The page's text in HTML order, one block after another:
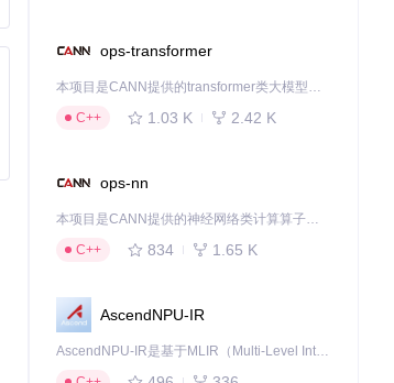
ops-transformer
本项目是CANN提供的transformer类大模型算子库，实现网络在NPU上加速计算。
C++
1.03 K 2.42 K
ops-nn
本项目是CANN提供的神经网络类计算算子库，实现网络在NPU上加速计算。
C++
834 1.65 K
AscendNPU-IR
AscendNPU-IR是基于MLIR（Multi-Level Intermediate Representation）构建的，面向昇腾亲和算子编译时使用的中间表示，提供昇腾完备表达能力，通过编译优化提升昇腾AI处理器计算效率，支持通过生态框架使能昇腾AI处理器与深度调优